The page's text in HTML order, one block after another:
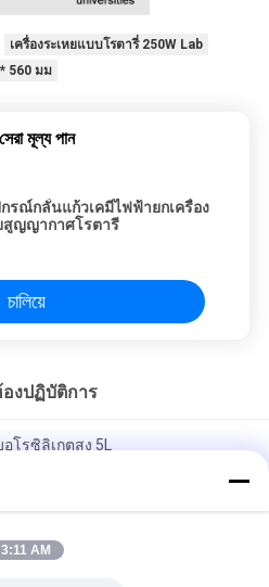
เครื่องระเหยแบบโรตารี่ 250W Lab
560 มม
মূল্য পান
รณ์กลั่นแก้วเคมีไฟฟ้ายกเครื่อง
สูญญากาศโรตารี
চালিয়ে
งปฏิบัติการ
โรซิลิเกตสูง 5L
ากาศ Crystallizer Evaporatore
glass vertical tube
3:11 AM